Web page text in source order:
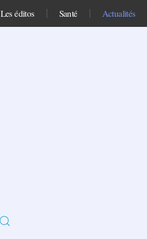
Les éditos Santé Actualités